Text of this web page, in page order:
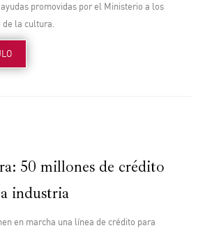
promovidas por el Ministerio a los
la cultura.
50 millones de crédito
industria
en marcha una línea de crédito para